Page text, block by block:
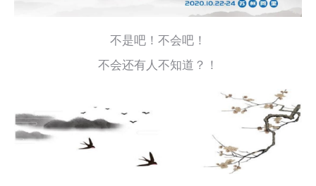
不是吧！不会吧！
不会还有人不知道？！